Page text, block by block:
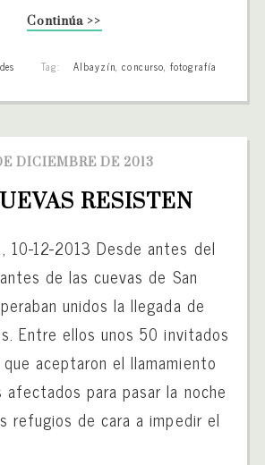
Continúa >>
Tag: Albayzín,concurso, fotografía
DICIEMBRE DE 2013
RESISTEN
10-12-2013 Desde antes del
de las cuevas de San
unidos la llegada de
Entre ellos unos 50 invitados
aceptaron el llamamiento
para pasar la noche
refugios de cara a impedir el